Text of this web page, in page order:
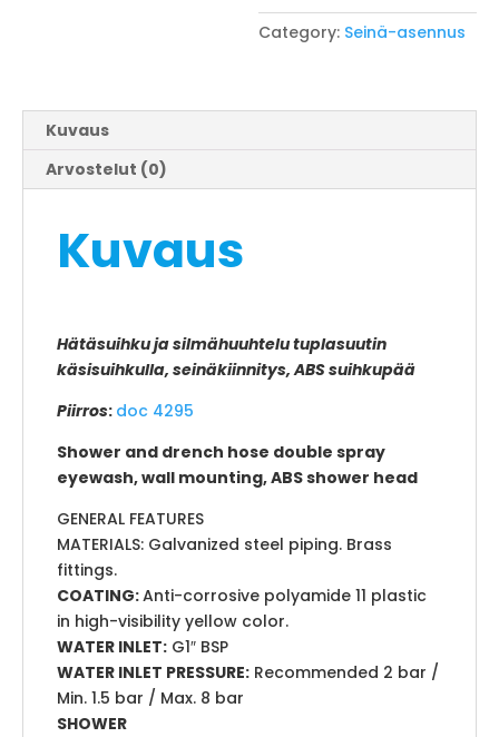
Category: Seinä-asennus
Kuvaus
Arvostelut (0)
Kuvaus
Hätäsuihku ja silmähuuhtelu tuplasuutin
käsisuihkulla, seinäkiinnitys, ABS suihkupää
Piirros: doc 4295
Shower and drench hose double spray
eyewash, wall mounting, ABS shower head
GENERAL FEATURES
MATERIALS: Galvanized steel piping. Brass
fittings.
COATING:Anti-corrosive polyamide 11 plastic
in high-visibility yellow color.
WATER INLET: G1″ BSP
WATER INLET PRESSURE: Recommended 2 bar /
Min. 1.5 bar / Max. 8 bar
SHOWER